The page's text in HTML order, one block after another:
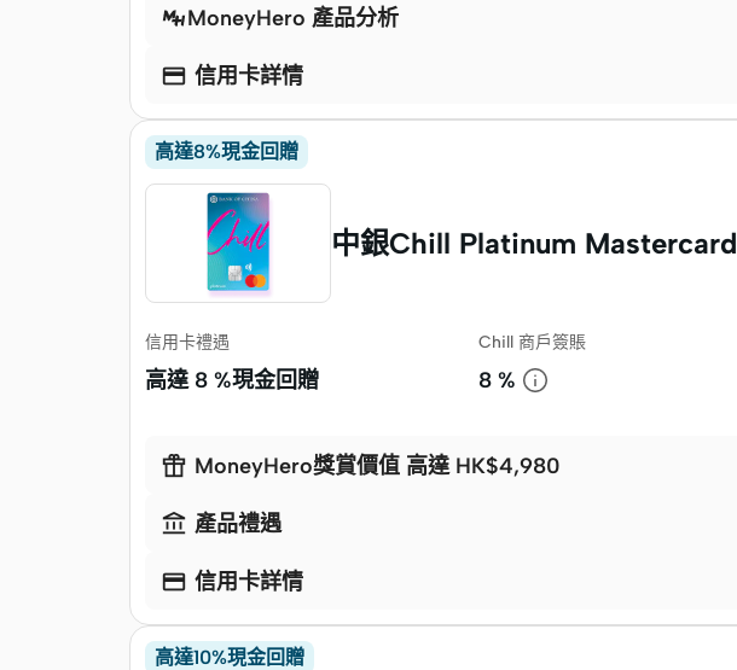
MoneyHero 產品分析
 信用卡詳情
高達8%現金回贈
中銀Chill Platinum Mastercard
信用卡禮遇
高達 8 %現金回贈
Chill 商戶簽賬
8 %
 MoneyHero獎賞價值 高達 HK$4,980
 產品禮遇
 信用卡詳情
高達10%現金回贈